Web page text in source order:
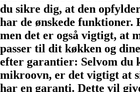
du sikre dig, at den
har de ønskede funktioner.
men det er også vigtigt, at
passer til dit køkken og
efter garantier: Selvom du
mikroovn, er det vigtigt at
har en garanti. Dette vil